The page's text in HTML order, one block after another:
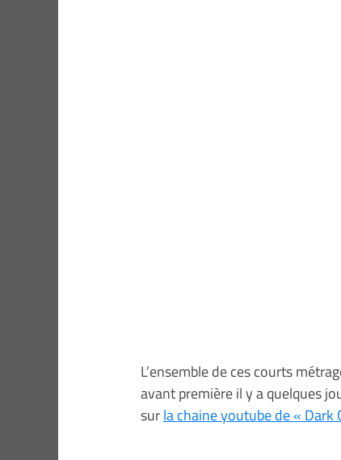
L’ensemble de ces courts
avant première il y a quelques
surla chaine youtube de « Dark